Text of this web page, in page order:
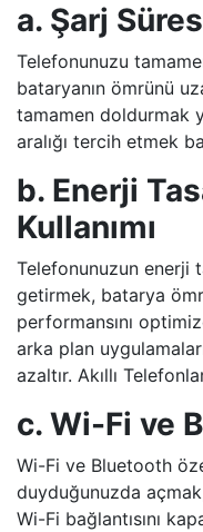
a. Şarj
Telefonunuzu
bataryanın ömrünü
tamamen doldurmak
aralığı tercih etmek
b. Enerji
Kullanımı
Telefonunuzun enerji
getirmek, batarya
performansını
arka plan
azaltır. Akıllı
c. Wi-Fi ve
Wi-Fi ve Bluetooth
duyduğunuzda
Wi-Fi bağlantısını